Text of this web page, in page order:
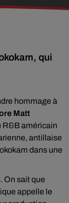
qui
hommage à
Matt
R&B américain
antillaise
dans une
On sait que
appelle le